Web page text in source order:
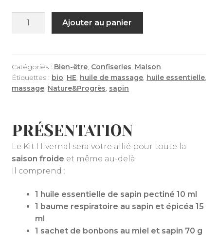
quantité
Hivernal
Ajouter au panier
Catégories : Bien-être, Confiseries, Maison
Étiquettes : bio, HE, huile de massage, huile essentielle,
massage, Nature&Progrès, sapin
PRÉSENTATION
Le Kit Hivernal sera votre allié pour toute la
saison froide et même au-delà.
Il comprend :
1 huile essentielle de sapin pectiné 10 ml
1 baume respiratoire au sapin et épicéa 15
ml
1 sachet de bonbons au miel et sapin 70 g